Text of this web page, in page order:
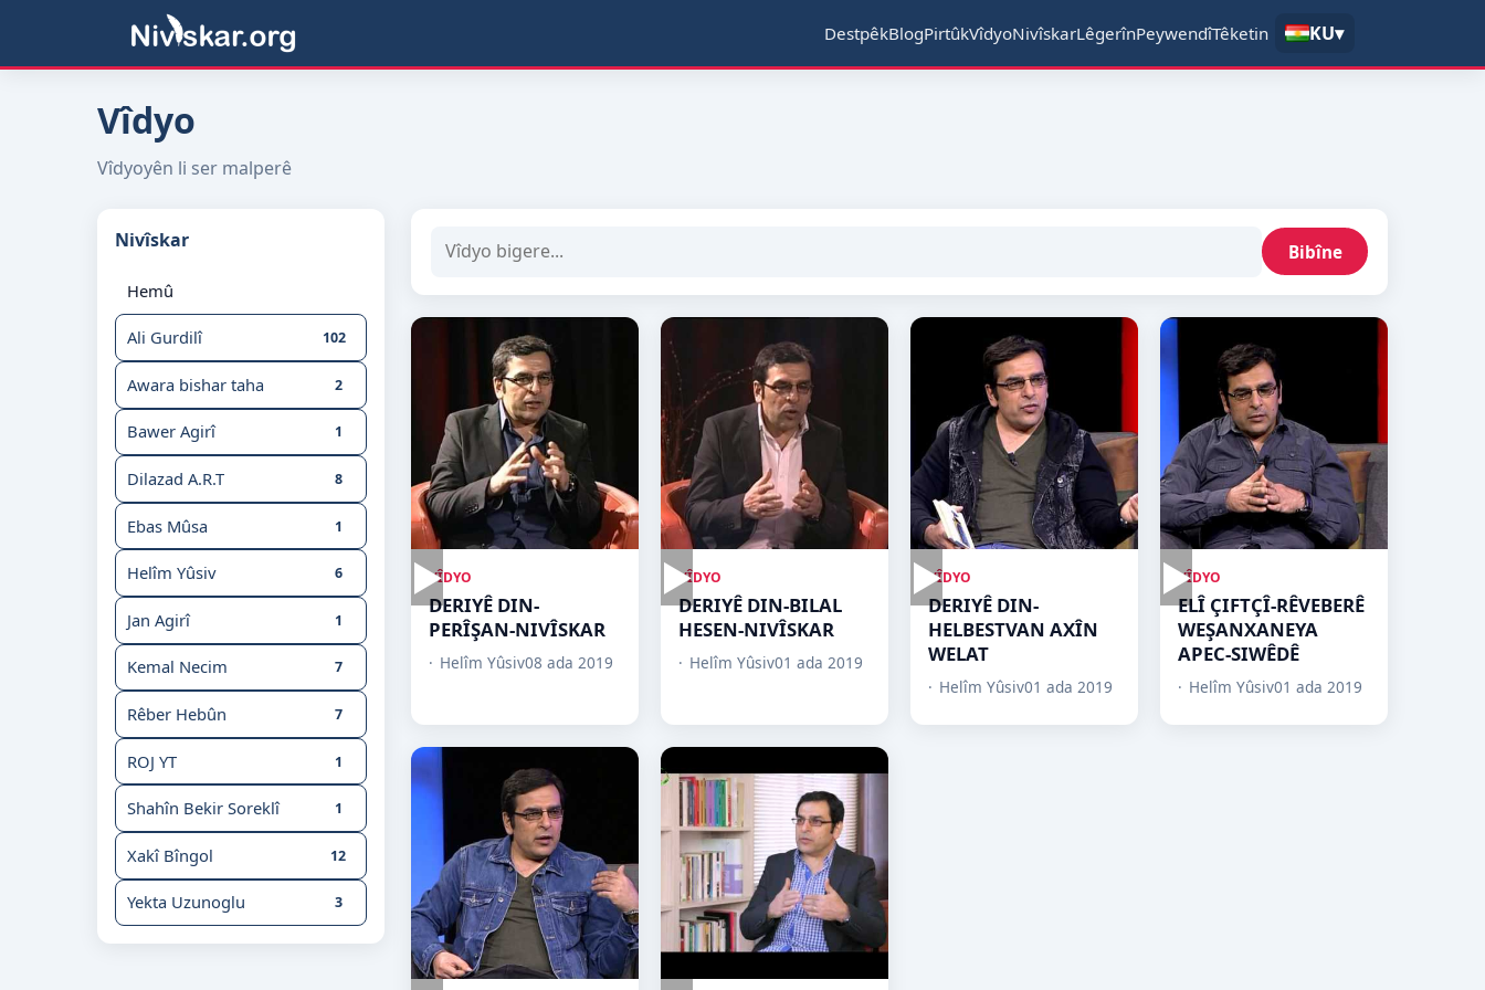
DestpêkBlogPirtûkVîdyoNivîskarLêgerînPeywendîTêketin KU▾
Vîdyo
Vîdyoyên li ser malperê
Nivîskar
Hemû
Ali Gurdilî 102
Awara bishar taha 2
Bawer Agirî 1
Dilazad A.R.T 8
Ebas Mûsa 1
Helîm Yûsiv 6
Jan Agirî 1
Kemal Necim 7
Rêber Hebûn 7
ROJ YT 1
Shahîn Bekir Soreklî 1
Xakî Bîngol 12
Yekta Uzunoglu 3
Bibîne
▶VÎDYO
DERIYÊ DIN-
PERÎŞAN-NIVÎSKAR
Helîm Yûsiv08 ada 2019
▶VÎDYO
DERIYÊ DIN-BILAL
HESEN-NIVÎSKAR
Helîm Yûsiv01 ada 2019
▶VÎDYO
DERIYÊ DIN-
HELBESTVAN AXÎN
WELAT
Helîm Yûsiv01 ada 2019
▶VÎDYO
ELÎ ÇIFTÇÎ-RÊVEBERÊ
WEŞANXANEYA
APEC-SIWÊDÊ
Helîm Yûsiv01 ada 2019